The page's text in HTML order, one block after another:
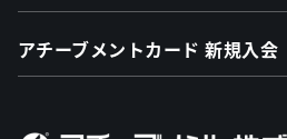
アチーブメントカード 新規入会